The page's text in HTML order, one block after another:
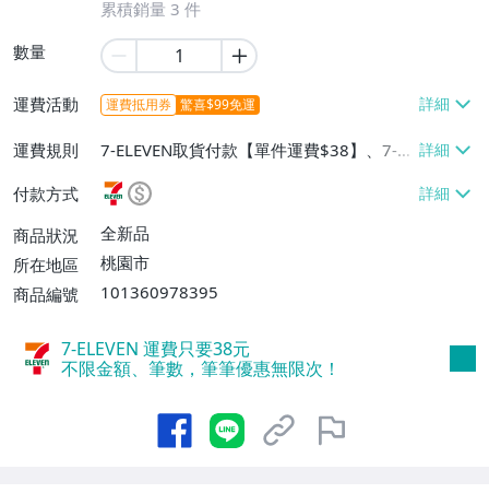
累積銷量 3 件
數量
運費活動 運費抵用券 驚喜$99免運
運費規則
7-ELEVEN取貨付款【單件運費$38】、7-EL
付款方式
商品狀況
全新品
所在地區
桃園市
商品編號
101360978395
7-ELEVEN 運費只要38元
不限金額、筆數，筆筆優惠無限次！